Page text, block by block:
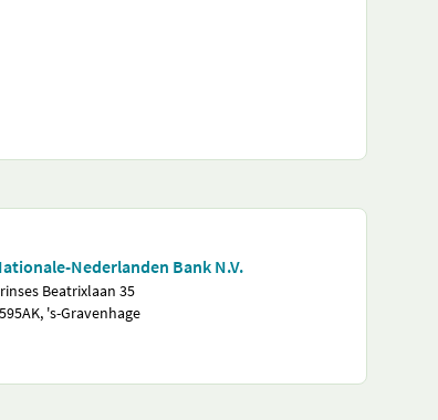
Nederlanden Bank N.V.
Beatrixlaan 35
's-Gravenhage